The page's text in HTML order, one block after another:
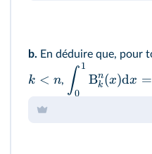
b. En déduire que, pour
k < n, ∫0
1
Bk
n(x)dx =